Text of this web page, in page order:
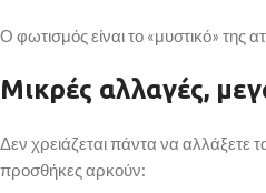
Ο φωτισμός είναι το «μυστικό» της
Μικρές αλλαγές,
Δεν χρειάζεται πάντα να αλλάξετε
προσθήκες αρκούν: